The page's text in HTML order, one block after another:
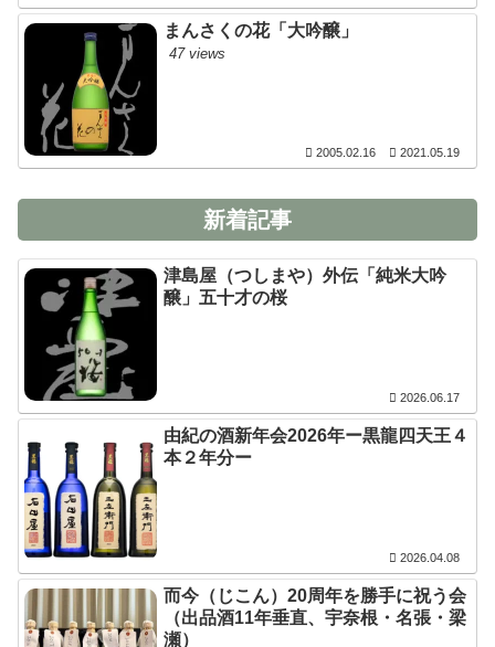
まんさくの花「大吟醸」
47 views
2005.02.16 2021.05.19
新着記事
津島屋（つしまや）外伝「純米大吟
醸」五十才の桜
2026.06.17
由紀の酒新年会2026年ー黒龍四天王４
本２年分ー
2026.04.08
而今（じこん）20周年を勝手に祝う会
（出品酒11年垂直、宇奈根・名張・梁
瀬）